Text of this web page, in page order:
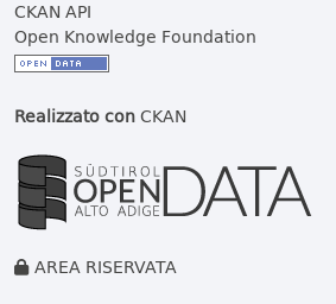
CKAN API
Open Knowledge Foundation
Realizzato conCKAN
AREA RISERVATA